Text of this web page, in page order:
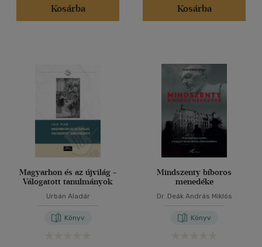
(124)
Kosárba
Kosárba
Magyarhon és az újvilág -
Válogatott tanulmányok
Urbán Aladár
Könyv
Mindszenty bíboros
menedéke
Dr. Deák András Miklós
Könyv